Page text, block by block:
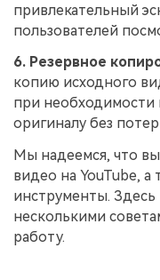
привлекательный
пользователей
6. Резервное
копию исходного
при необходимости
оригиналу без
Мы надеемся, что
видео на YouTube, а
инструменты.
несколькими
работу.